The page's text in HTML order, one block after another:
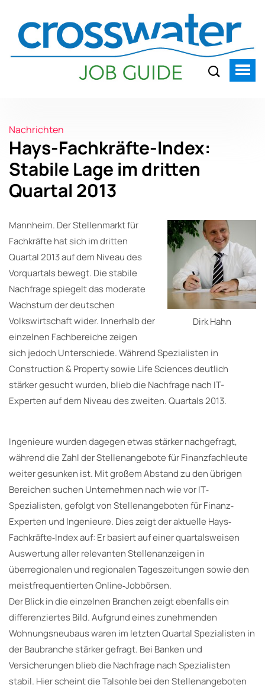
Nachrichten
Hays-Fachkräfte-Index:
Stabile Lage im dritten
Quartal 2013
Dirk Hahn
Mannheim. Der Stellenmarkt für
Fachkräfte hat sich im dritten
Quartal 2013 auf dem Niveau des
Vorquartals bewegt. Die stabile
Nachfrage spiegelt das moderate
Wachstum der deutschen
Volkswirtschaft wider. Innerhalb der
einzelnen Fachbereiche zeigen
sich jedoch Unterschiede. Während Spezialisten in
Construction & Property sowie Life Sciences deutlich
stärker gesucht wurden, blieb die Nachfrage nach IT-
Experten auf dem Niveau des zweiten. Quartals 2013.
Ingenieure wurden dagegen etwas stärker nachgefragt,
während die Zahl der Stellenangebote für Finanzfachleute
weiter gesunken ist. Mit großem Abstand zu den übrigen
Bereichen suchen Unternehmen nach wie vor IT‐
Spezialisten, gefolgt von Stellenangeboten für Finanz‐
Experten und Ingenieure. Dies zeigt der aktuelle Hays‐
Fachkräfte‐Index auf: Er basiert auf einer quartalsweisen
Auswertung aller relevanten Stellenanzeigen in
überregionalen und regionalen Tageszeitungen sowie den
meistfrequentierten Online‐Jobbörsen.
Der Blick in die einzelnen Branchen zeigt ebenfalls ein
differenziertes Bild. Aufgrund eines zunehmenden
Wohnungsneubaus waren im letzten Quartal Spezialisten in
der Baubranche stärker gefragt. Bei Banken und
Versicherungen blieb die Nachfrage nach Spezialisten
stabil. Hier scheint die Talsohle bei den Stellenangeboten